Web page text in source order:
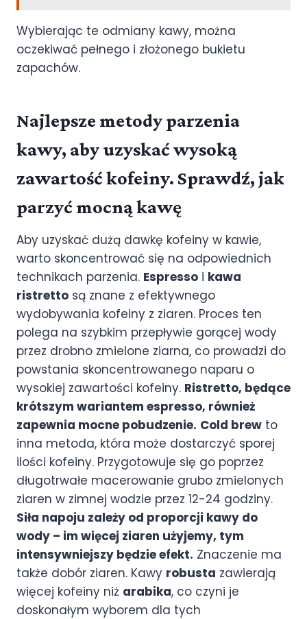
Wybierając te odmiany kawy, można
oczekiwać pełnego i złożonego bukietu
zapachów.
Najlepsze metody parzenia
kawy, aby uzyskać wysoką
zawartość kofeiny. Sprawdź, jak
parzyć mocną kawę
Aby uzyskać dużą dawkę kofeiny w kawie,
warto skoncentrować się na odpowiednich
technikach parzenia. Espresso i kawa
ristretto są znane z efektywnego
wydobywania kofeiny z ziaren. Proces ten
polega na szybkim przepływie gorącej wody
przez drobno zmielone ziarna, co prowadzi do
powstania skoncentrowanego naparu o
wysokiej zawartości kofeiny. Ristretto, będące
krótszym wariantem espresso, również
zapewnia mocne pobudzenie. Cold brew to
inna metoda, która może dostarczyć sporej
ilości kofeiny. Przygotowuje się go poprzez
długotrwałe macerowanie grubo zmielonych
ziaren w zimnej wodzie przez 12-24 godziny.
Siła napoju zależy od proporcji kawy do
wody – im więcej ziaren użyjemy, tym
intensywniejszy będzie efekt. Znaczenie ma
także dobór ziaren. Kawy robusta zawierają
więcej kofeiny niż arabika, co czyni je
doskonałym wyborem dla tych